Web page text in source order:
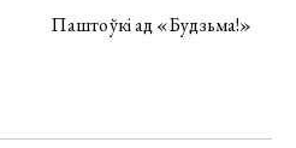
Паштоўкі ад «Будзьма!»